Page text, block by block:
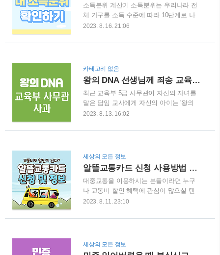
함께 나누고 싶은 사람들에게 정성스럽게
준비한 메시지를 보내며 마음을 전하시기
바랍니다. 목차 가족에게 보내는 추석 인
석이 되시길 바라며, 모두가 건강하고 행
의 건강과 행복을 위해 항상 응원하겠습니
다. 따뜻한 추석 연휴 보내시길 바랍니다.
함께하는 모든 순간이 정말 소중..
소득분위 계산기 소득분위는 우리나라 전
체 가구를 소득 수준에 따라 10단계로 나
눈 지표입니다. 10분위가 가장 높으며 아
미합니다. 소득분위는 여러 분야에서 활용
위를 알기 위해서는 어떻게 하면 좋을까
요? 소득분위 확인하기 소득분위는 소득
조사, 재산 조사를 통해서 정해집니다. 이
에 소득인정액은 아래와 같은 방법으로 산
정됩니다. 소득평가액과 재산 소득 환산액
뺀 금액을 소득인정액이라 합니다. 소득인
형제, 자매 수에 따른 공제액 소득평가액
재산 소득 환산액 소득 환산율 형제 자매
수에 따른 공제액 소득 - 소..
2023. 8. 16. 21:06
카테고리 없음
왕의 DNA 선생님께 죄송 교육부 사무관 해명
최근 교육부 5급 사무관이 자신의 자녀를
맡은 담임 교사에게 자신의 아이는 '왕의
DNA를 가진 아이', '극우뇌' 라며 아이에게
에서 철저히 아이의 편을 들어달라는 요구
니다. 이에 사건의 장본인인 교육부 사무
관이 13일 교육부 출입기자단을 통해 자신
의 입장을 밝혔습니다. 왕의 DNA 편지 전
문보기 왕의 DNA 신고 해당 사무관은 작
년 10월 자녀의 담임교사를 아동학대로 신
로 아동학대 무혐의를 받게 되었습니다.
게 담임교사에게 서면 사과, 재발방지 서
약문 작성을 하라했으나 8월 12일까지 이
2023. 8. 13. 16:02
세상의 모든 정보
알뜰교통카드 신청 사용방법 지급일
대중교통을 이용하시는 분들이라면 누구
나 교통비 할인 혜택에 관심이 많으실 텐
데요. 특히나 이번 서울에서 버스요금을
관심이 높아지고 있다 합니다. 알뜰교통카
나 빼고 67만 3000명이나 이미 사용하여
2023. 8. 11. 23:10
세상의 모든 정보